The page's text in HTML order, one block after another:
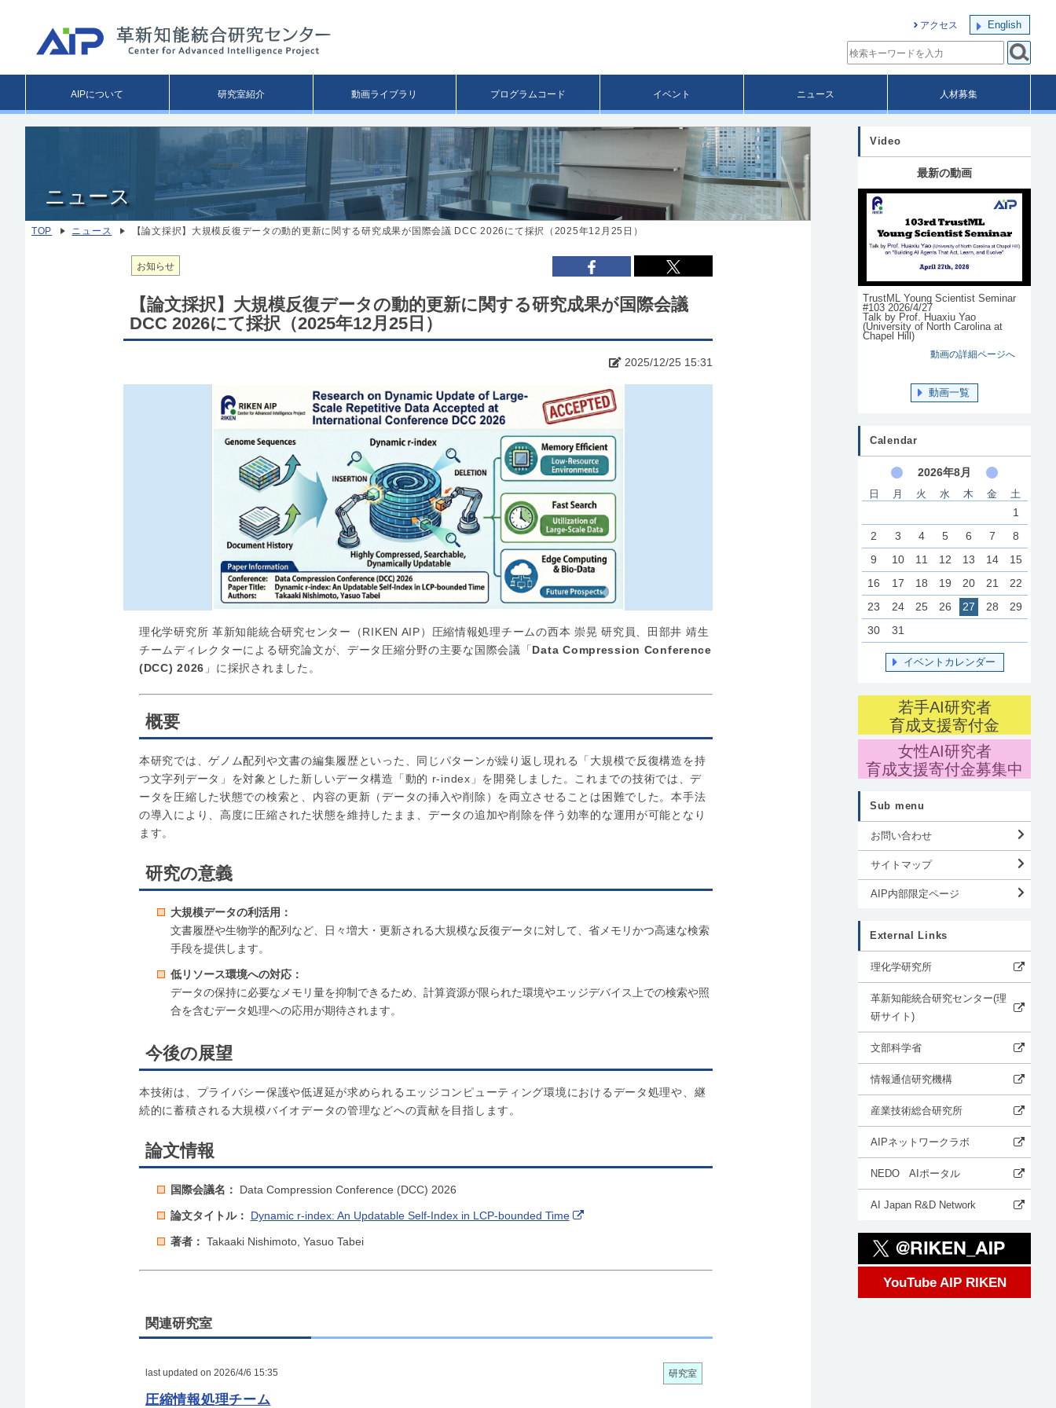
移
動
アクセス English
AIPについて 研究室紹介 動画ライブラリ プログラムコード イベント ニュース 人材募集
ニュース
TOP ニュース 【論文採択】大規模反復データの動的更新に関する研究成果が国際会議 DCC 2026にて採択（2025年12月25日）
お知らせ
【論文採択】大規模反復データの動的更新に関する研究成果が国際会議
DCC 2026にて採択（2025年12月25日）
2025/12/25 15:31
理化学研究所 革新知能統合研究センター（RIKEN AIP）圧縮情報処理チームの西本 崇晃 研究員、田部井 靖生
チームディレクターによる研究論文が、データ圧縮分野の主要な国際会議「 Data Compression Conference
(DCC) 2026 」に採択されました。
概要
本研究では、ゲノム配列や文書の編集履歴といった、同じパターンが繰り返し現れる「大規模で反復構造を持
つ文字列データ」を対象とした新しいデータ構造「動的 r-index」を開発しました。これまでの技術では、デ
ータを圧縮した状態での検索と、内容の更新（データの挿入や削除）を両立させることは困難でした。本手法
の導入により、高度に圧縮された状態を維持したまま、データの追加や削除を伴う効率的な運用が可能となり
ます。
研究の意義
大規模データの利活用：
文書履歴や生物学的配列など、日々増大・更新される大規模な反復データに対して、省メモリかつ高速な検索
手段を提供します。
低リソース環境への対応：
データの保持に必要なメモリ量を抑制できるため、計算資源が限られた環境やエッジデバイス上での検索や照
合を含むデータ処理への応用が期待されます。
今後の展望
本技術は、プライバシー保護や低遅延が求められるエッジコンピューティング環境におけるデータ処理や、継
続的に蓄積される大規模バイオデータの管理などへの貢献を目指します。
論文情報
国際会議名： Data Compression Conference (DCC) 2026
論文タイトル： Dynamic r-index: An Updatable Self-Index in LCP-bounded Time
著者： Takaaki Nishimoto, Yasuo Tabei
関連研究室
last updated on 2026/4/6 15:35 研究室
圧縮情報処理チーム
Video
最新の動画
TrustML Young Scientist Seminar
#103 2026/4/27
Talk by Prof. Huaxiu Yao
(University of North Carolina at
Chapel Hill)
動画の詳細ページへ
動画一覧
Calendar
2026年8月
日 月 火 水 木 金 土
1
2
3 4 5 6 7
8
9
10 11 12 13 14
15
16
17 18 19 20 21
22
23
24 25 26 27 28
29
30
31
イベントカレンダー
若手AI研究者
育成支援寄付金
女性AI研究者
育成支援寄付金募集中
Sub menu
お問い合わせ
サイトマップ
AIP内部限定ページ
External Links
理化学研究所
革新知能統合研究センター(理
研サイト)
文部科学省
情報通信研究機構
産業技術総合研究所
AIPネットワークラボ
NEDO AIポータル
AI Japan R&D Network
YouTube AIP RIKEN